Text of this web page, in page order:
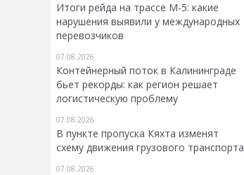
Итоги рейда на трассе М-5: какие
нарушения выявили у международных
перевозчиков
07.08.2026
Контейнерный поток в Калининграде
бьет рекорды: как регион решает
логистическую проблему
07.08.2026
В пункте пропуска Кяхта изменят
схему движения грузового транспорта
07.08.2026